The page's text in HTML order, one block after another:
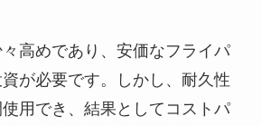
高めであり、安価なフライパ
が必要です。しかし、耐久性
用でき、結果としてコストパ